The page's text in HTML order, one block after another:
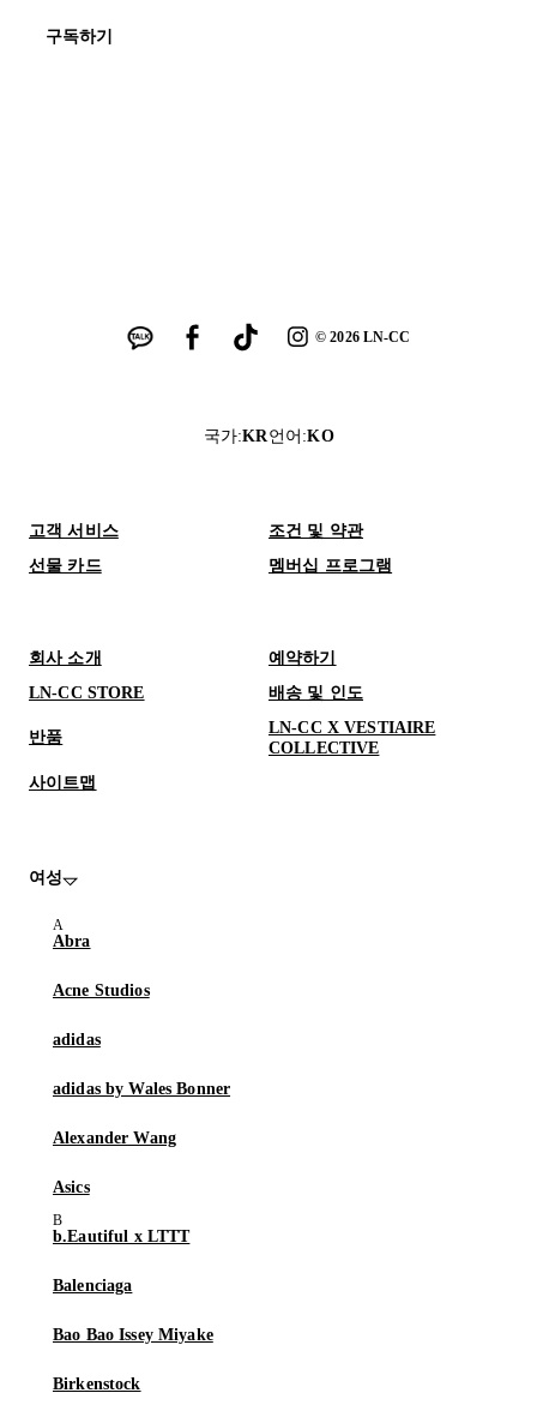
구독하기
©2026LN-CC
국가:KR 언어 :KO
고객 서비스
조건 및 약관
선물 카드
멤버십 프로그램
회사 소개
예약하기
LN-CC STORE
배송 및 인도
반품
LN-CC X VESTIAIRE
COLLECTIVE
사이트맵
여성
Abra
Acne Studios
adidas
adidas by Wales Bonner
Alexander Wang
Asics
b.Eautiful x LTTT
Balenciaga
Bao Bao Issey Miyake
Birkenstock